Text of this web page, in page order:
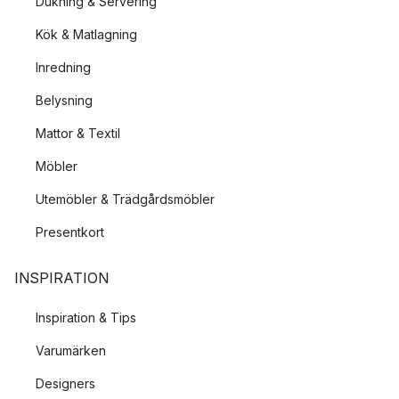
Kök & Matlagning
Inredning
Belysning
Mattor & Textil
Möbler
Utemöbler & Trädgårdsmöbler
Presentkort
INSPIRATION
Inspiration & Tips
Varumärken
Designers